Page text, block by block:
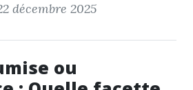
décembre 2025
ou